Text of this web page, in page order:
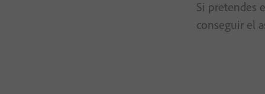
Si pretendes
conseguir el